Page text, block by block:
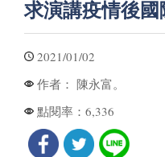
求演講疫情後國
2021/01/02
作者： 陳永富。
點閱率： 6,336